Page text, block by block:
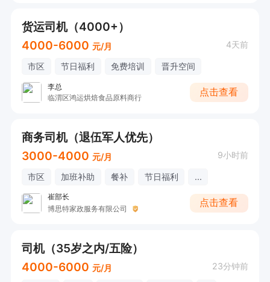
货运司机（4000+）
4000-6000 元/月 4天前
市区 节日福利 免费培训 晋升空间
李总
临渭区鸿运烘焙食品原料商行
点击查看
商务司机（退伍军人优先）
3000-4000 元/月 9小时前
市区 加班补助 餐补 节日福利 ...
崔部长
博思特家政服务有限公司
点击查看
司机（35岁之内/五险）
4000-6000 元/月 23分钟前